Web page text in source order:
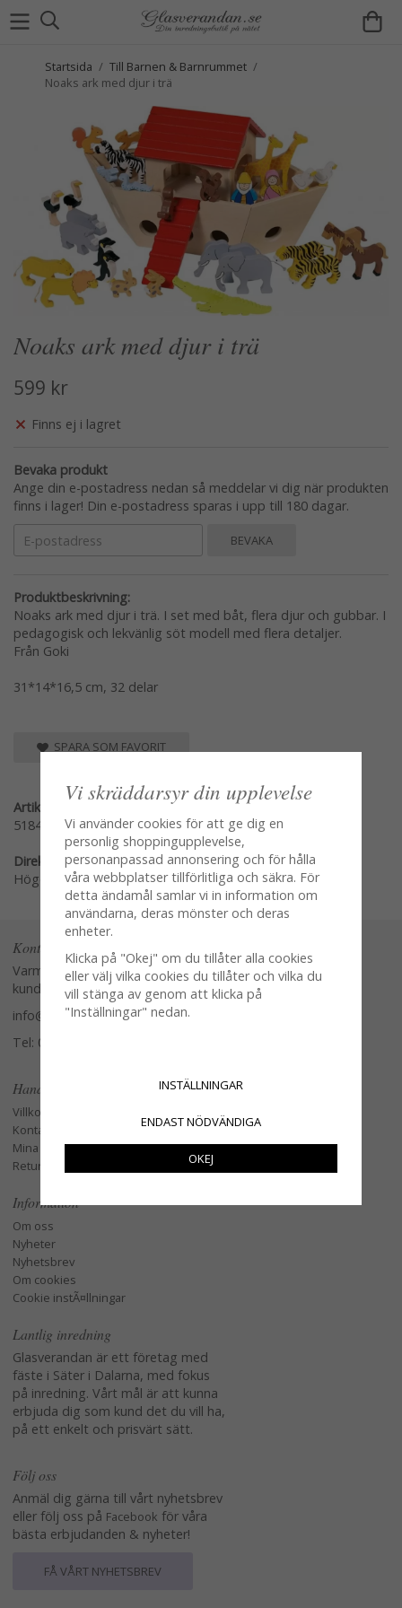
Startsida / Till Barnen & Barnrummet /
Noaks ark med djur i trä
Noaks ark med djur i trä
599 kr
Finns ej i lagret
Bevaka produkt
Ange din e-postadress nedan så meddelar vi dig när produkten
finns i lager! Din e-postadress sparas i upp till 180 dagar.
BEVAKA
Produktbeskrivning:
Noaks ark med djur i trä. I set med båt, flera djur och gubbar. I
pedagogisk och lekvänlig söt modell med flera detaljer.
Från Goki
31*14*16,5 cm, 32 delar
SPARA SOM FAVORIT
Artikelnummer:
51846
Direktlänk:
Högerklicka och kopiera adressen
Kontakta oss
Varmt välkommen att kontakta vår
kundtjänst.
info@glasverandan.se
Tel: 079-3495968
Handla
Villkor
Kontakta oss
Mina favoriter
Retur och Reklamation
Information
Om oss
Nyheter
Nyhetsbrev
Om cookies
Cookie instÃ¤llningar
Lantlig inredning
Glasverandan är ett företag med
fäste i Säter i Dalarna, med fokus
på inredning. Vårt mål är att kunna
erbjuda dig som kund det du vill ha,
på ett enkelt och prisvärt sätt.
Följ oss
Anmäl dig gärna till vårt nyhetsbrev
eller följ oss på Facebook för våra
bästa erbjudanden & nyheter!
FÅ VÅRT NYHETSBREV
Vi skräddarsyr din upplevelse
Vi använder cookies för att ge dig en
personlig shoppingupplevelse,
personanpassad annonsering och för hålla
våra webbplatser tillförlitliga och säkra. För
detta ändamål samlar vi in information om
användarna, deras mönster och deras
enheter.
Klicka på "Okej" om du tillåter alla cookies
eller välj vilka cookies du tillåter och vilka du
vill stänga av genom att klicka på
"Inställningar" nedan.
INSTÄLLNINGAR
ENDAST NÖDVÄNDIGA
OKEJ